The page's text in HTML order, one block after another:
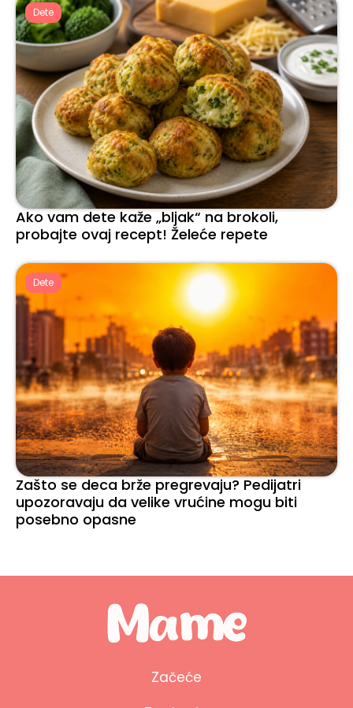
Dete
Ako vam dete kaže „bljak“ na brokoli,
probajte ovaj recept! Želeće repete
Dete
Zašto se deca brže pregrevaju? Pedijatri
upozoravaju da velike vrućine mogu biti
posebno opasne
Začeće